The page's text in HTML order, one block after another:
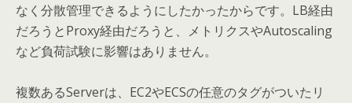
なく分散管理できるようにしたかったからです。LB経由
だろうとProxy経由だろうと、メトリクスやAutoscaling
など負荷試験に影響はありません。
複数あるServerは、EC2やECSの任意のタグがついたリ